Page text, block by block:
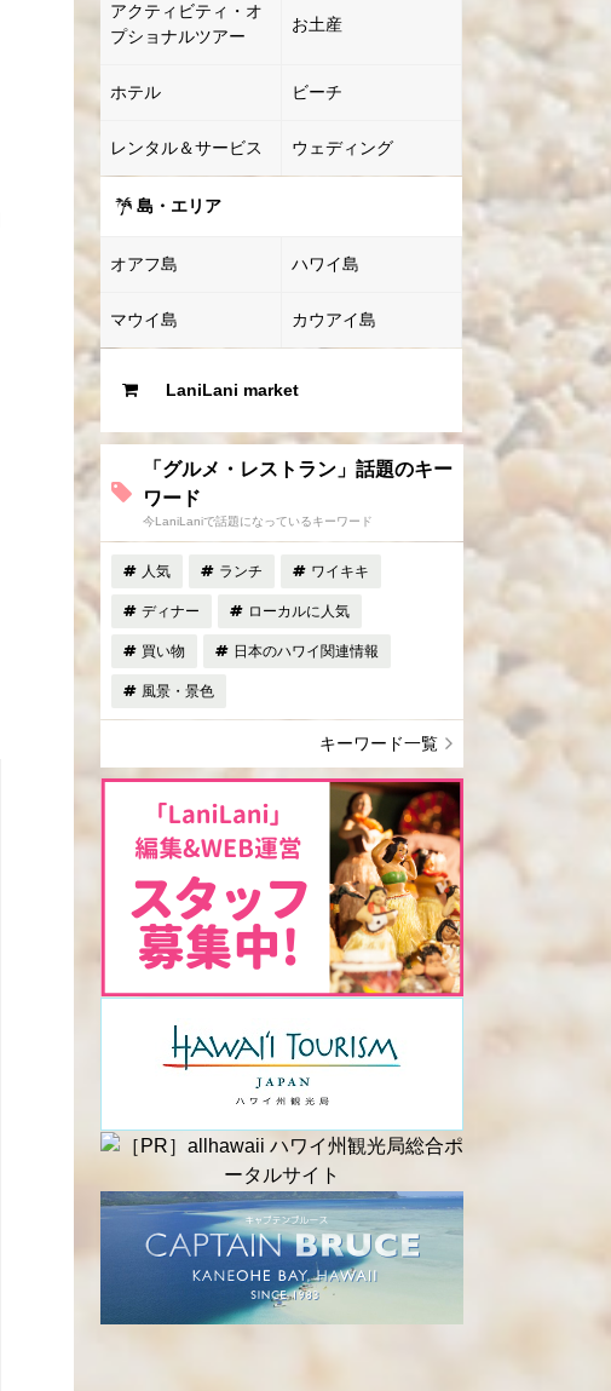
アクティビティ・オ
プショナルツアー
お土産
ホテル ビーチ
レンタル＆サービス ウェディング
島・エリア
オアフ島 ハワイ島
マウイ島 カウアイ島
LaniLani market
「グルメ・レストラン」話題のキー
ワード
今LaniLaniで話題になっているキーワード
人気 ランチ ワイキキ
ディナー ローカルに人気
買い物 日本のハワイ関連情報
風景・景色
キーワード一覧